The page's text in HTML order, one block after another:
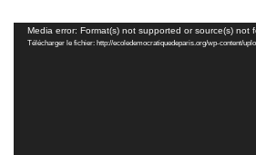
Lecteur
vidéo
Media error: Format(s) not supported or source(s) not
Télécharger le fichier: http://ecoledemocratiquedeparis.org/wp-content/